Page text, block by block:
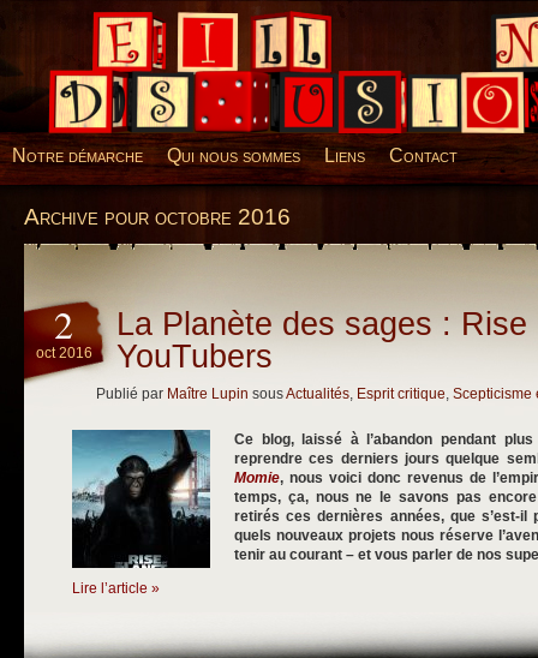
Desillusions
Notre démarche Qui nous sommes Liens Contact
Archive pour octobre 2016
2
oct 2016
La Planète des sages : Rise
YouTubers
Publié par Maître Lupin sousActualités, Esprit critique, Scepticisme
Ce blog, laissé à l’abandon pendant
reprendre ces derniers jours quelque
Momie, nous voici donc revenus de
temps, ça, nous ne le savons pas
retirés ces dernières années, que s’est-
quels nouveaux projets nous réserve
tenir au courant – et vous parler de nos
Lire l’article »